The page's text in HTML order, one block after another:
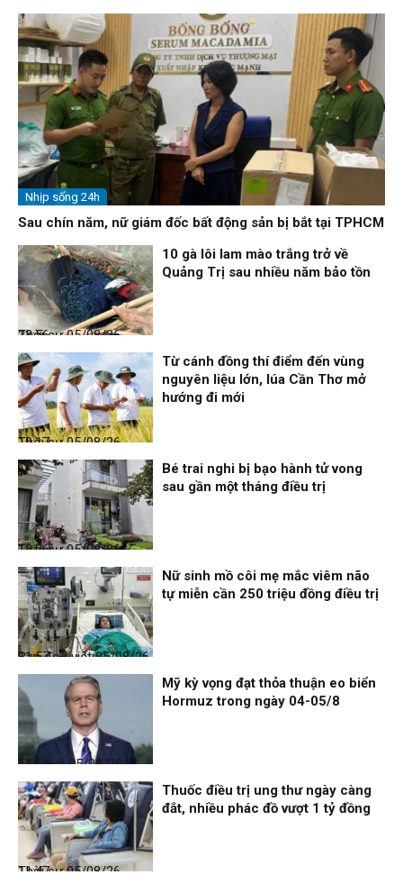
Nhịp sống 24h
Sau chín năm, nữ giám đốc bất động sản bị bắt tại TPHCM
Thời sự
05/08/26, 23:56
10 gà lôi lam mào trắng trở về
Quảng Trị sau nhiều năm bảo tồn
Thời sự
05/08/26, 19:17
Từ cánh đồng thí điểm đến vùng
nguyên liệu lớn, lúa Cần Thơ mở
hướng đi mới
Thời sự
05/08/26, 12:06
Bé trai nghi bị bạo hành tử vong
sau gần một tháng điều trị
Bạn đọc viết
05/08/26, 11:57
Nữ sinh mồ côi mẹ mắc viêm não
tự miễn cần 250 triệu đồng điều trị
Thế giới
05/08/26, 11:54
Mỹ kỳ vọng đạt thỏa thuận eo biển
Hormuz trong ngày 04-05/8
Thời sự
05/08/26, 11:47
Thuốc điều trị ung thư ngày càng
đắt, nhiều phác đồ vượt 1 tỷ đồng